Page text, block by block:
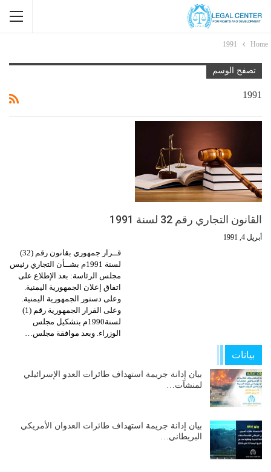
Home
1991
تصفح الوسم
1991
القانون التجاري رقم 32 لسنة 1991
أبريل 4, 1991
قــرار جمهوري بقانون رقم (32)
لسنة 1991م بشــأن التجاري رئيس
مجلس الرئاسة: بعد الإطلاع على
اتفاق إعلان الجمهورية اليمنية.
وعلى دستور الجمهورية اليمنية.
وعلى القرار الجمهورية رقم (1)
لسنة1990م بتشكيل مجلس
الوزراء. وبعد موافقة مجلس…
بيانات
بيان إدانة جريمة استهداف طائرات العدو الإسرائيلي
لمنشآت…
بيان إدانة جريمة استهداف طائرات العدوان الأمريكي
البريطاني…